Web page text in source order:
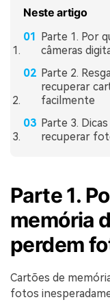
Neste artigo
Parte 1. Por
câmeras
Parte 2.
recuperar
facilmente
Parte 3.
recuperar
Parte 1.
memória
perdem
Cartões de
fotos